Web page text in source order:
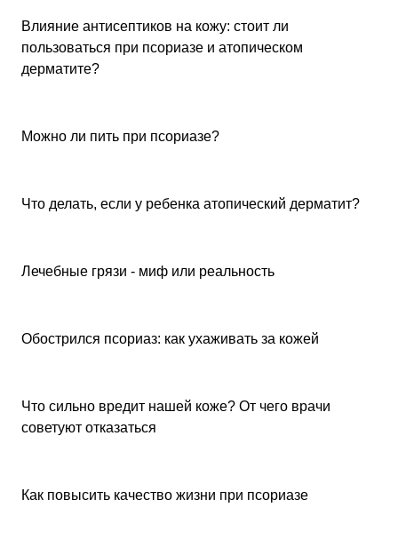
Псориаз
Влияние антисептиков на кожу: стоит ли
пользоваться при псориазе и атопическом
дерматите?
Псориаз
Можно ли пить при псориазе?
Атопический дерматит
Что делать, если у ребенка атопический дерматит?
Лечебные грязи - миф или реальность
Обострился псориаз: как ухаживать за кожей
Что сильно вредит нашей коже? От чего врачи
советуют отказаться
Как повысить качество жизни при псориазе